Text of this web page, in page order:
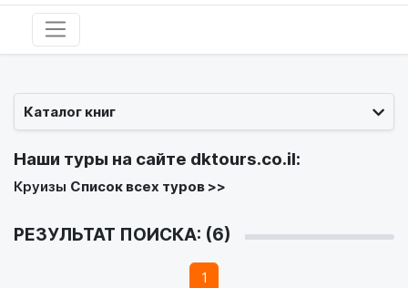
Каталог книг
Наши туры на сайте dktours.co.il:
Круизы Список всех туров >>
РЕЗУЛЬТАТ ПОИСКА: (6)
1